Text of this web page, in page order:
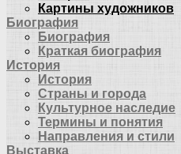
Картины художников
Биография
Биография
Краткая биография
История
История
Страны и города
Культурное наследие
Термины и понятия
Направления и стили
Выставка